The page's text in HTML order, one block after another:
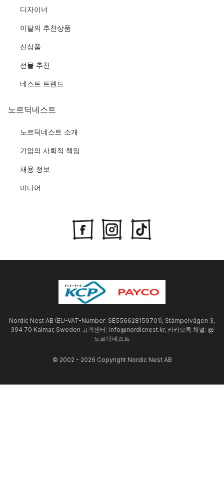
디자이너
이달의 추천상품
신상품
선물 추천
네스트 트렌드
노르딕네스트
노르딕네스트 소개
기업의 사회적 책임
채용 정보
미디어
Nordic Nest AB (EU-VAT-Number: SE556628159701), Stämpelvägen 3,
394 70 Kalmar, Sweden 고객센터: info@nordicnest.kr, 카카오톡 채널: @
노르딕네스트
© 2002 - 2026 Copyright Nordic Nest AB